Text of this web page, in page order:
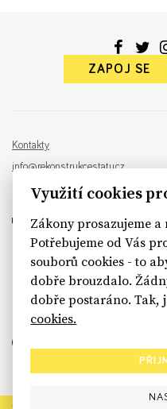
ZAPOJ SE
Kontakty
info@rekonstrukcestatu.cz
Návrh a vývoj: Sinfin , ilustrace:
sinfin.digital
Využití cookies
Zákony prosazujeme
Potřebujeme od Vás
souborů cookies - to
dobře brouzdalo.
dobře postaráno. Tak,
cookies.